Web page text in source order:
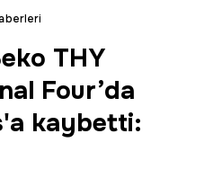
THY
Four’da
kaybetti: